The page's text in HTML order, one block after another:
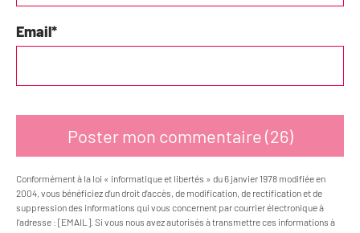
Email*
Conformément à la loi « informatique et libertés » du 6 janvier 1978 modifiée en
2004, vous bénéficiez d’un droit d’accès, de modification, de rectification et de
suppression des informations qui vous concernent par courrier électronique à
l’adresse : [EMAIL]. Si vous nous avez autorisés à transmettre ces informations à